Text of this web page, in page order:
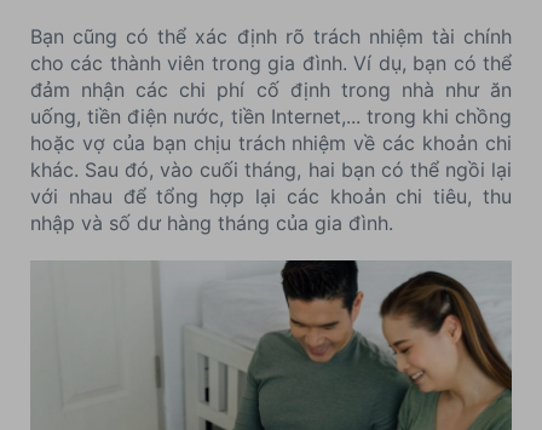
Bạn cũng có thể xác định rõ trách nhiệm tài chính
cho các thành viên trong gia đình. Ví dụ, bạn có thể
đảm nhận các chi phí cố định trong nhà như ăn
uống, tiền điện nước, tiền Internet,... trong khi chồng
hoặc vợ của bạn chịu trách nhiệm về các khoản chi
khác. Sau đó, vào cuối tháng, hai bạn có thể ngồi lại
với nhau để tổng hợp lại các khoản chi tiêu, thu
nhập và số dư hàng tháng của gia đình.